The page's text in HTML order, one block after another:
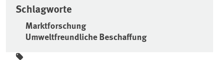
Schlagworte
Marktforschung
Umweltfreundliche Beschaffung